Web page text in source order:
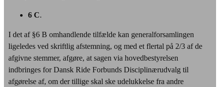
6 C.
I det af §6 B omhandlende tilfælde kan generalforsamlingen
ligeledes ved skriftlig afstemning, og med et flertal på 2/3 af de
afgivne stemmer, afgøre, at sagen via hovedbestyrelsen
indbringes for Dansk Ride Forbunds Disciplinærudvalg til
afgørelse af, om der tillige skal ske udelukkelse fra andre